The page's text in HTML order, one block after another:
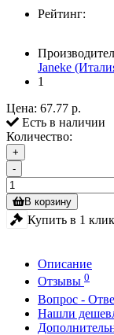
Рейтинг:
Janeke
1
Цена: 67.77 р.
Есть в наличии
Количество:
+
-
В корзину
Купить в 1 клик
Описание
Отзывы 0
Вопрос -
Нашли